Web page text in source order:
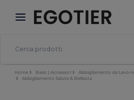
× App Egotier
Prezzi migliori sull'app!
Home Basic | Accessori Abbigliamento da Lavoro
Abbigliamento Salute & Bellezza